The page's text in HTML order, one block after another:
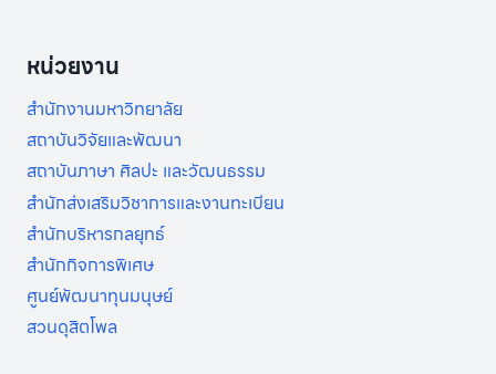
หน่วยงาน
สำนักงานมหาวิทยาลัย
สถาบันวิจัยและพัฒนา
สถาบันภาษา ศิลปะ และวัฒนธรรม
สำนักส่งเสริมวิชาการและงานทะเบียน
สำนักบริหารกลยุทธ์
สำนักกิจการพิเศษ
ศูนย์พัฒนาทุนมนุษย์
สวนดุสิตโพล